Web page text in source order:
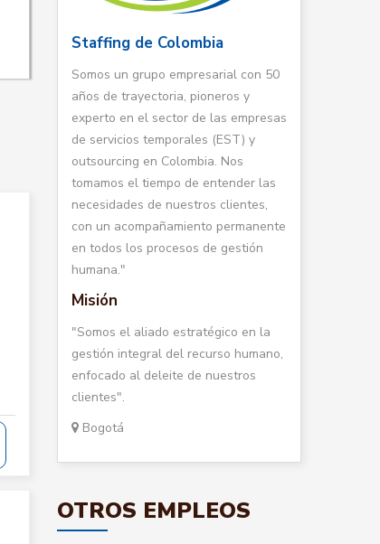
Staffing de Colombia
Somos un grupo empresarial con 50
años de trayectoria, pioneros y
experto en el sector de las empresas
de servicios temporales (EST) y
outsourcing en Colombia. Nos
tomamos el tiempo de entender las
necesidades de nuestros clientes,
con un acompañamiento permanente
en todos los procesos de gestión
humana."
Misión
"Somos el aliado estratégico en la
gestión integral del recurso humano,
enfocado al deleite de nuestros
clientes".
Bogotá
OTROS EMPLEOS